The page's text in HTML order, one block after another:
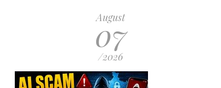
August
07
/2026